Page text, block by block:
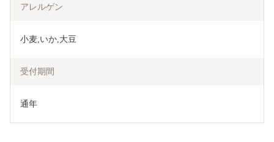
アレルゲン
小麦,いか,大豆
受付期間
通年